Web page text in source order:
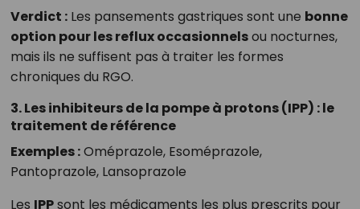
Verdict :Les pansements gastriques sont une bonne
option pour les reflux occasionnelsou nocturnes,
mais ils ne suffisent pas à traiter les formes
chroniques du RGO.
3. Les inhibiteurs de la pompe à protons (IPP) : le
traitement de référence
Exemples :Oméprazole, Esoméprazole,
Pantoprazole, Lansoprazole
Les IPPsont les médicaments les plus prescrits pour